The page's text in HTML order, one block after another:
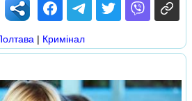
| Кримінал